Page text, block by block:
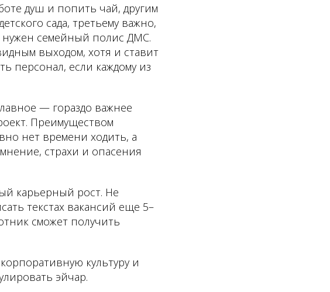
душ и попить чай, другим
сада, третьему важно,
нужен семейный полис ДМС.
выходом, хотя и ставит
персонал, если каждому из
— гораздо важнее
Преимуществом
нет времени ходить, а
страхи и опасения
карьерный рост. Не
текстах вакансий еще 5–
сможет получить
культуру и
эйчар.